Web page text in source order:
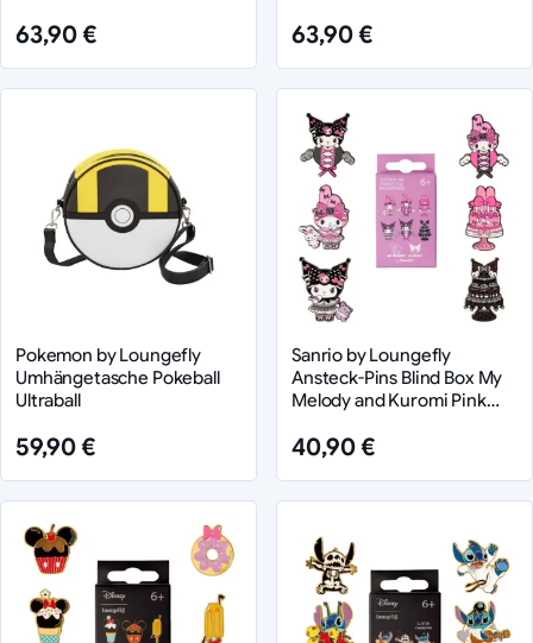
63,90 € 63,90 €
Pokemon by Loungefly
Umhängetasche Pokeball
Ultraball
59,90 €
Sanrio by Loungefly
Ansteck-Pins Blind Box My
Melody and Kuromi Pink
40,90 €